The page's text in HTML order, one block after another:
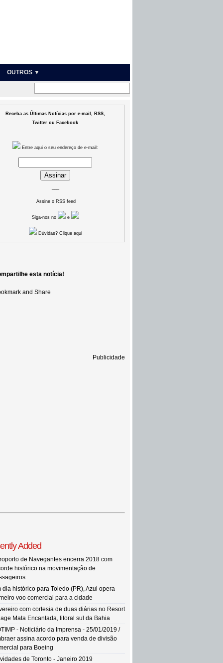
OUTROS ▼
Receba as Últimas Notícias por e-mail, RSS,
Twitter ou Facebook
Entre aqui o seu endereço de e-mail:
Assine o RSS feed
Siga-nos no e
Dúvidas? Clique aqui
esta notícia!
Publicidade
Added
de Navegantes encerra 2018 com
histórico na movimentação de
dia histórico para Toledo (PR), Azul opera
voo comercial para a cidade
com cortesia de duas diárias no Resort
Mata Encantada, litoral sul da Bahia
- Noticiário da Imprensa - 25/01/2019 /
assina acordo para venda de divisão
para Boeing
de Toronto - Janeiro 2019